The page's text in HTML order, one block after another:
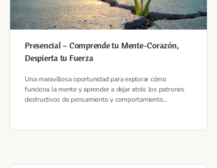
Presencial – Comprende tu Mente-Corazón,
Despierta tu Fuerza
Una maravillosa oportunidad para explorar cómo
funciona la mente y aprender a dejar atrás los patrones
destructivos de pensamiento y comportamiento…